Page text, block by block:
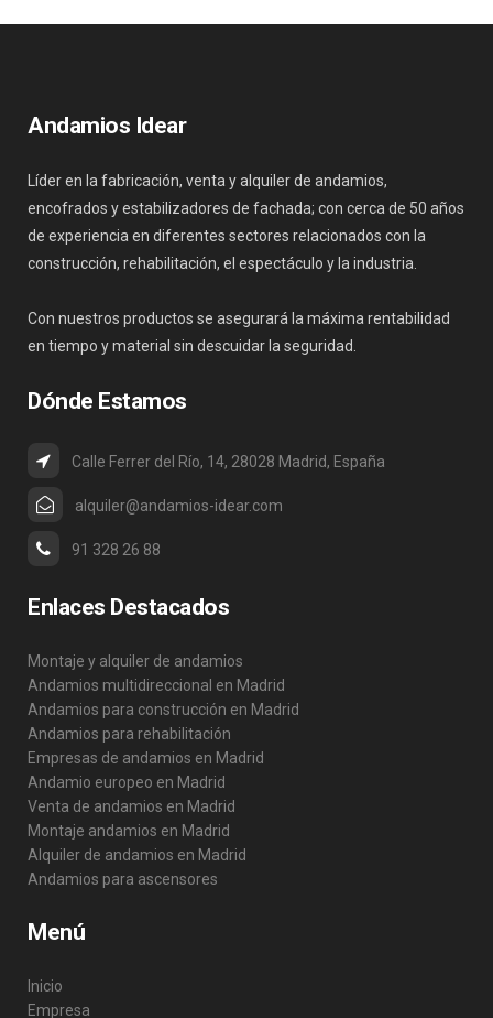
Andamios Idear
Líder en la fabricación, venta y alquiler de andamios,
encofrados y estabilizadores de fachada; con cerca de 50 años
de experiencia en diferentes sectores relacionados con la
construcción, rehabilitación, el espectáculo y la industria.
Con nuestros productos se asegurará la máxima rentabilidad
en tiempo y material sin descuidar la seguridad.
Dónde Estamos
Calle Ferrer del Río, 14, 28028 Madrid, España
alquiler@andamios-idear.com
91 328 26 88
Enlaces Destacados
Montaje y alquiler de andamios
Andamios multidireccional en Madrid
Andamios para construcción en Madrid
Andamios para rehabilitación
Empresas de andamios en Madrid
Andamio europeo en Madrid
Venta de andamios en Madrid
Montaje andamios en Madrid
Alquiler de andamios en Madrid
Andamios para ascensores
Menú
Inicio
Empresa